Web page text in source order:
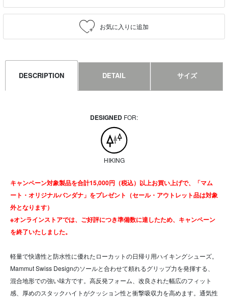
DESCRIPTION DETAIL サイズ
DESIGNED FOR:
HIKING
キャンペーン対象製品を合計15,000円（税込）以上お買い上げで、「マム
ート・オリジナルバンダナ」をプレゼント（セール・アウトレット品は対象
外となります）
※オンラインストアでは、ご好評につき準備数に達したため、キャンペーン
を終了いたしました。
軽量で快適性と防水性に優れたローカットの日帰り用ハイキングシューズ。
Mammut Swiss Designのソールと合わせて頼れるグリップ力を発揮する、
混合地形での強い味方です。高反発フォーム、改良された幅広のフィット
感、厚めのスタックハイトがクッション性と衝撃吸収力を高めます。通気性